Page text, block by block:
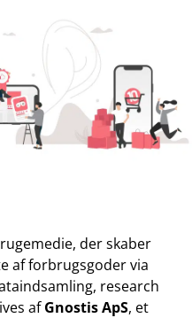
der skaber
af forbrugsgoder via
research
afGnostis ApS, et